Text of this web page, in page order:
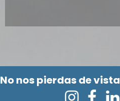
No nos pierdas de vista